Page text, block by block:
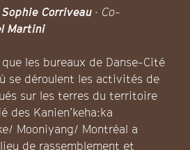
Sophie Corriveau · Co-
Martini
les bureaux de Danse-Cité
se déroulent les activités de
sur les terres du territoire
des Kanien’keha:ka
Mooniyang/ Montréal a
de rassemblement et